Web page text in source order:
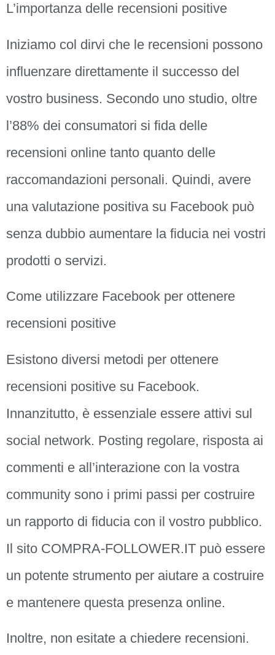
L’importanza delle recensioni positive
Iniziamo col dirvi che le recensioni possono
influenzare direttamente il successo del
vostro business. Secondo uno studio, oltre
l’88% dei consumatori si fida delle
recensioni online tanto quanto delle
raccomandazioni personali. Quindi, avere
una valutazione positiva su Facebook può
senza dubbio aumentare la fiducia nei vostri
prodotti o servizi.
Come utilizzare Facebook per ottenere
recensioni positive
Esistono diversi metodi per ottenere
recensioni positive su Facebook.
Innanzitutto, è essenziale essere attivi sul
social network. Posting regolare, risposta ai
commenti e all’interazione con la vostra
community sono i primi passi per costruire
un rapporto di fiducia con il vostro pubblico.
Il sito COMPRA-FOLLOWER.IT può essere
un potente strumento per aiutare a costruire
e mantenere questa presenza online.
Inoltre, non esitate a chiedere recensioni.